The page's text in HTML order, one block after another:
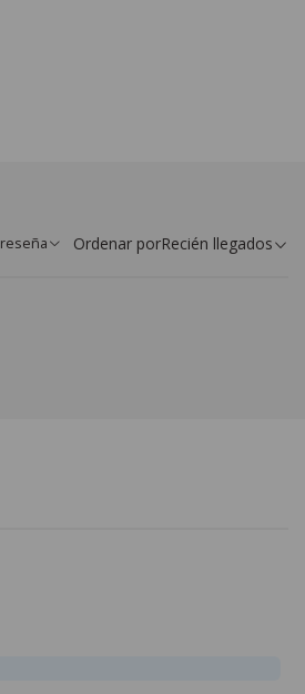
1 reseña Ordenar porRecién llegados